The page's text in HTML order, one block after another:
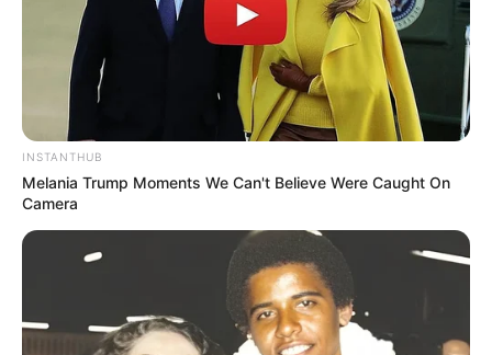
LIGA BETPLAY
METRO DE MEDELLÍN
CORTES DE LUZ
CORTES DE AGUA
FENÓMENO DEL NIÑO
INSTANTHUB
Melania Trump Moments We Can't Believe Were Caught On
Camera